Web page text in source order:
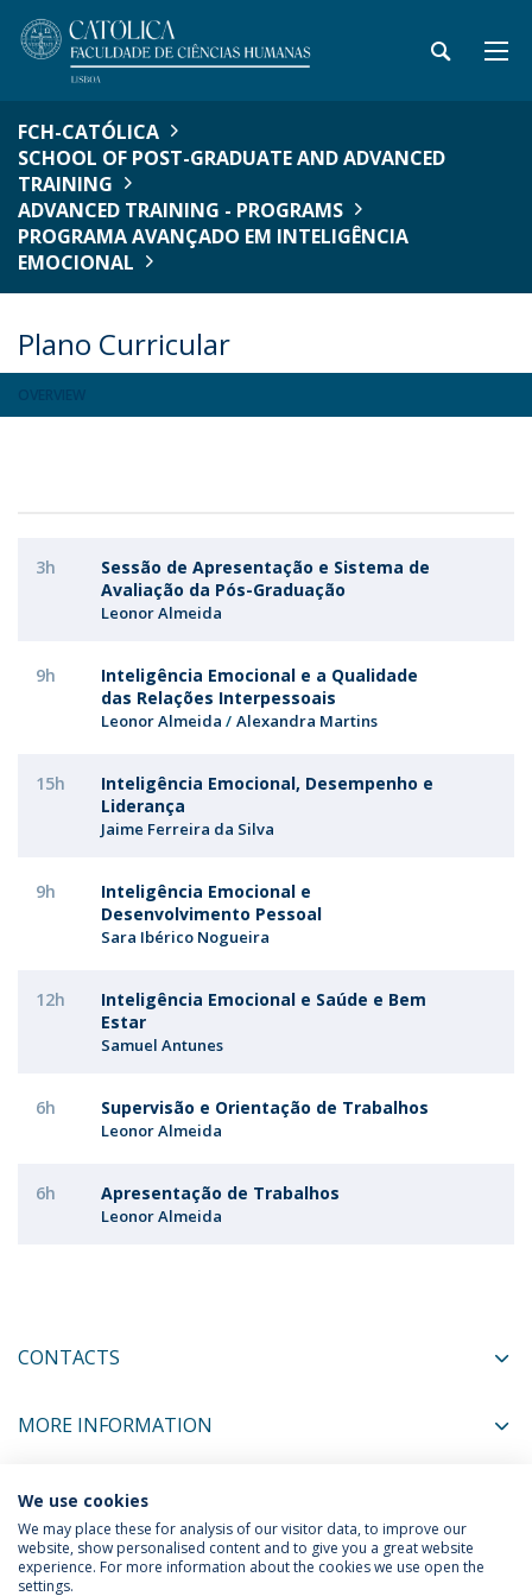
FCH-CATÓLICA
SCHOOL OF POST-GRADUATE AND ADVANCED
TRAINING
ADVANCED TRAINING - PROGRAMS
PROGRAMA AVANÇADO EM INTELIGÊNCIA
EMOCIONAL
Plano Curricular
3h
Sessão de Apresentação e Sistema de
Avaliação da Pós-Graduação
Leonor Almeida
9h
Inteligência Emocional e a Qualidade
das Relações Interpessoais
Leonor Almeida Alexandra Martins
15h
Inteligência Emocional, Desempenho e
Liderança
Jaime Ferreira da Silva
9h
Inteligência Emocional e
Desenvolvimento Pessoal
Sara Ibérico Nogueira
12h
Inteligência Emocional e Saúde e Bem
Estar
Samuel Antunes
6h Supervisão e Orientação de Trabalhos
Leonor Almeida
6h Apresentação de Trabalhos
Leonor Almeida
CONTACTS
MORE INFORMATION
COORDINATORS
We use cookies
We may place these for analysis of our visitor data, to improve our
website, show personalised content and to give you a great website
experience. For more information about the cookies we use open the
settings.